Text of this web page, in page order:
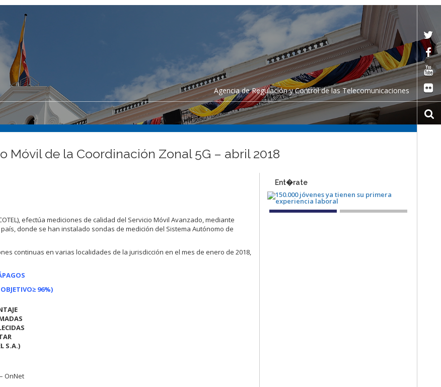
Agencia de Regulación y Control de las Telecomunicaciones
Móvil de la Coordinación Zonal 5G – abril 2018
efectúa mediciones de calidad del Servicio Móvil Avanzado, mediante
donde se han instalado sondas de medición del Sistema Autónomo de
continuas en varias localidades de la jurisdicción en el mes de enero de 2018,
≥ 96%)
S.A.)
OnNet
Ent�rate